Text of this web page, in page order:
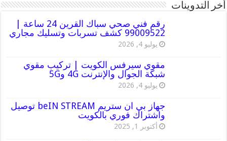
أخر التدوينات
رقم فني صحي سباك القرين 24 ساعة |
99009522 كشف تسربات وتسليك مجاري
يوليو 4, 2026
مقوي سيرفس الكويت | تركيب مقوي
شبكة الجوال والإنترنت 4G و5G
يوليو 4, 2026
جهاز بي ان ستريم beIN STREAM توصيل
واشتراك فوري بالكويت
أكتوبر 1, 2025